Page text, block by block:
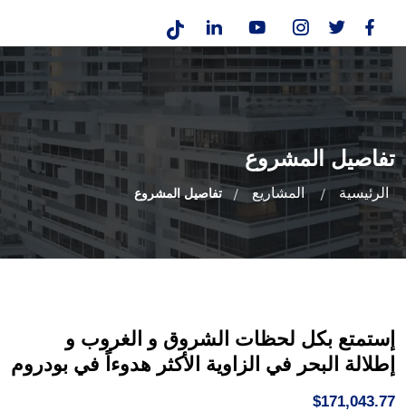
تفاصيل المشروع
الرئيسية المشاريع تفاصيل المشروع
إستمتع بكل لحظات الشروق و الغروب و
إطلالة البحر في الزاوية الأكثر هدوءاً في بودروم
$171,043.77